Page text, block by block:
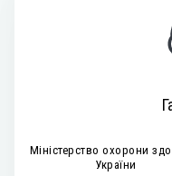
Міністерство охорони
України